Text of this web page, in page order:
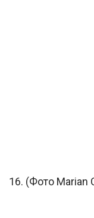
16. (Фото Marian